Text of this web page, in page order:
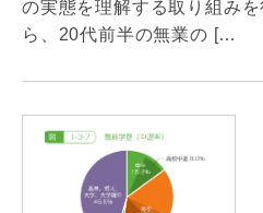
の実態を理解する取り組み
ら、20代前半の無業の […